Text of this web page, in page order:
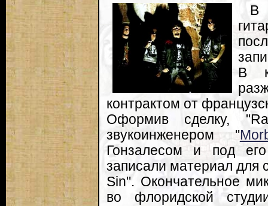
В
В
контрактом от
Оформив сделку,
звукоинженером "
Гонзалесом и под
записали материал для
Sin". Окончательное
во флоридской